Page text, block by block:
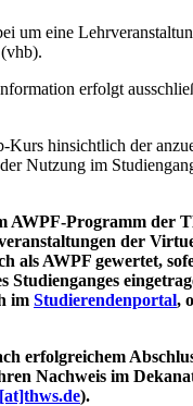
um eine
erfolgt
Kurs hinsichtlich der
Nutzung im
AWPF-Programm der
der
als AWPF gewertet,
Studienganges
im Studierendenportal,
erfolgreichem
Nachweis im
).